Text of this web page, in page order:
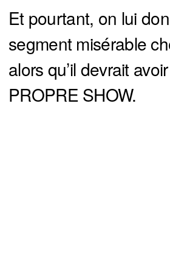
Et pourtant, on lui
segment misérable
alors qu’il devrait
PROPRE SHOW.